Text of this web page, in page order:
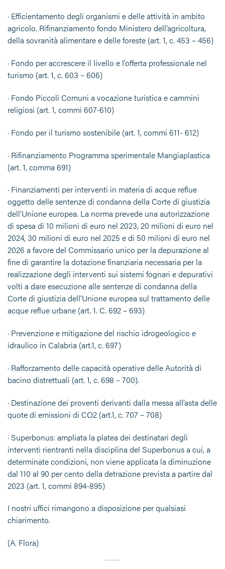
· Efficientamento degli organismi e delle attività in ambito
agricolo. Rifinanziamento fondo Ministero dell’agricoltura,
della sovranità alimentare e delle foreste (art. 1, c. 453 – 456)
· Fondo per accrescere il livello e l’offerta professionale nel
turismo (art. 1, c. 603 – 606)
· Fondo Piccoli Comuni a vocazione turistica e cammini
religiosi (art. 1, commi 607-610)
· Fondo per il turismo sostenibile (art. 1, commi 611- 612)
· Rifinanziamento Programma sperimentale Mangiaplastica
(art. 1, comma 691)
· Finanziamenti per interventi in materia di acque reflue
oggetto delle sentenze di condanna della Corte di giustizia
dell’Unione europea. La norma prevede una autorizzazione
di spesa di 10 milioni di euro nel 2023, 20 milioni di euro nel
2024, 30 milioni di euro nel 2025 e di 50 milioni di euro nel
2026 a favore del Commissario unico per la depurazione al
fine di garantire la dotazione finanziaria necessaria per la
realizzazione degli interventi sui sistemi fognari e depurativi
volti a dare esecuzione alle sentenze di condanna della
Corte di giustizia dell’Unione europea sul trattamento delle
acque reflue urbane (art. 1. C. 692 – 693)
· Prevenzione e mitigazione del rischio idrogeologico e
idraulico in Calabria (art.1, c. 697)
· Rafforzamento delle capacità operative delle Autorità di
bacino distrettuali (art. 1, c. 698 – 700).
· Destinazione dei proventi derivanti dalla messa all’asta delle
quote di emissioni di CO2 (art.1, c. 707 – 708)
· Superbonus: ampliata la platea dei destinatari degli
interventi rientranti nella disciplina del Superbonus a cui, a
determinate condizioni, non viene applicata la diminuzione
dal 110 al 90 per cento della detrazione prevista a partire dal
2023 (art. 1, commi 894-895)
I nostri uffici rimangono a disposizione per qualsiasi
chiarimento.
(A. Flora)